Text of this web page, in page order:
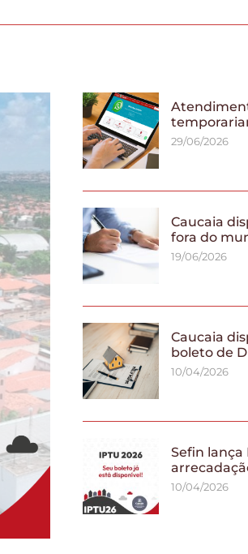
29/06/2026
Caucaia
fora do
19/06/2026
Caucaia
boleto de
10/04/2026
Sefin
10/04/2026